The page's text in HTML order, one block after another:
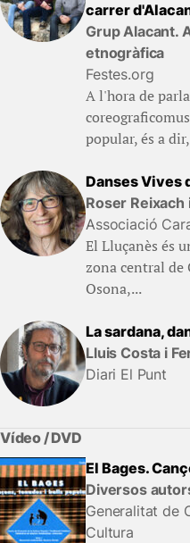
carrer
Grup Alacant.
etnogràfica
Festes.org
A l'hora de
popular, és a
Danses Vives
Roser Reixach
Associació
El Lluçanès és
zona central de
Osona,...
La sardana,
Lluis Costa i
Diari El Punt
Vídeo / DVD
El Bages.
Diversos
Generalitat de
Cultura